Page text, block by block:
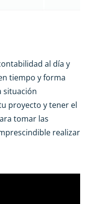
al día y
tiempo y forma
situación
proyecto y tener el
tomar las
realizar